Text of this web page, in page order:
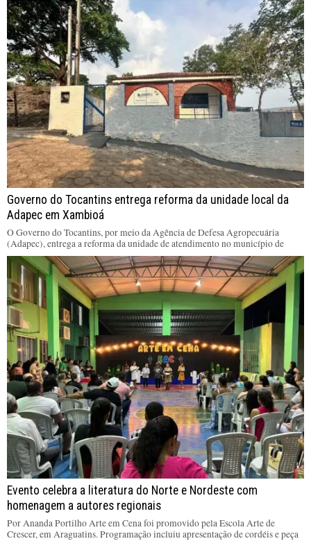
Governo do Tocantins entrega reforma da unidade local da
Adapec em Xambioá
O Governo do Tocantins, por meio da Agência de Defesa Agropecuária
(Adapec), entrega a reforma da unidade de atendimento no município de
Evento celebra a literatura do Norte e Nordeste com
homenagem a autores regionais
Por Ananda Portilho Arte em Cena foi promovido pela Escola Arte de
Crescer, em Araguatins. Programação incluiu apresentação de cordéis e peça